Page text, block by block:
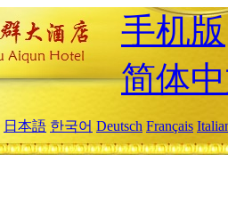
手机版
简体
日本語 한국어 Deutsch Français